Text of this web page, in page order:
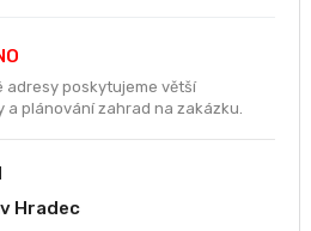
adresy poskytujeme větší
a plánování zahrad na zakázku.
Hradec